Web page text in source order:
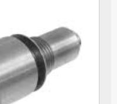
Bernardo do Campo
Paulo